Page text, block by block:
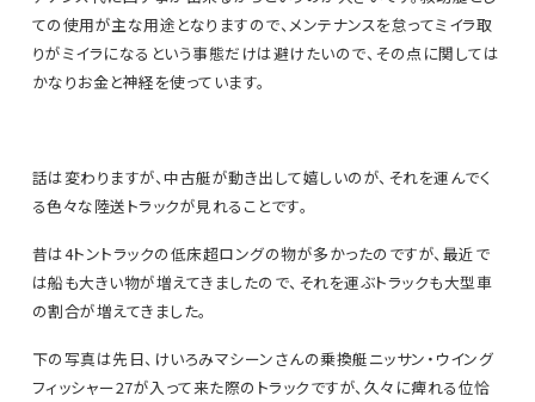
ての使用が主な用途となりますので、メンテナンスを怠ってミイラ取
りがミイラになるという事態だけは避けたいので、その点に関しては
かなりお金と神経を使っています。
話は変わりますが、中古艇が動き出して嬉しいのが、それを運んでく
る色々な陸送トラックが見れることです。
昔は4トントラックの低床超ロングの物が多かったのですが、最近で
は船も大きい物が増えてきましたので、それを運ぶトラックも大型車
の割合が増えてきました。
下の写真は先日、けいろみマシーンさんの乗換艇ニッサン・ウイング
フィッシャー27が入って来た際のトラックですが、久々に痺れる位恰